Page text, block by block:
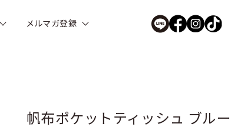
メルマガ登録
帆布ポケットティッシュ ブ